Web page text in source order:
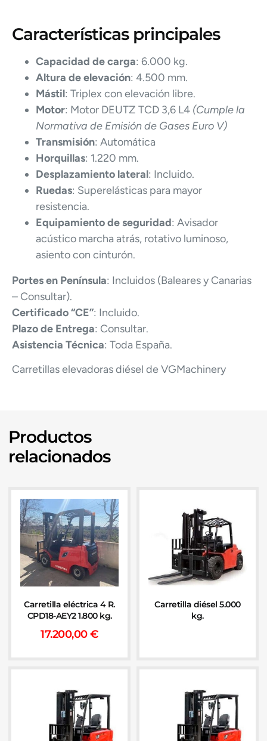
Características principales
Capacidad de carga: 6.000 kg.
Altura de elevación: 4.500 mm.
Mástil: Triplex con elevación libre.
Motor: Motor DEUTZ TCD 3,6 L4 (Cumple la
Normativa de Emisión de Gases Euro V)
Transmisión: Automática
Horquillas: 1.220 mm.
Desplazamiento lateral: Incluido.
Ruedas: Superelásticas para mayor
resistencia.
Equipamiento de seguridad: Avisador
acústico marcha atrás, rotativo luminoso,
asiento con cinturón.
Portes en Península: Incluidos (Baleares y Canarias
– Consultar).
Certificado “CE”: Incluido.
Plazo de Entrega: Consultar.
Asistencia Técnica: Toda España.
Carretillas elevadoras diésel de VGMachinery
Productos
relacionados
Carretilla eléctrica 4 R.
CPD18-AEY2 1.800 kg.
17.200,00€
Carretilla diésel 5.000
kg.